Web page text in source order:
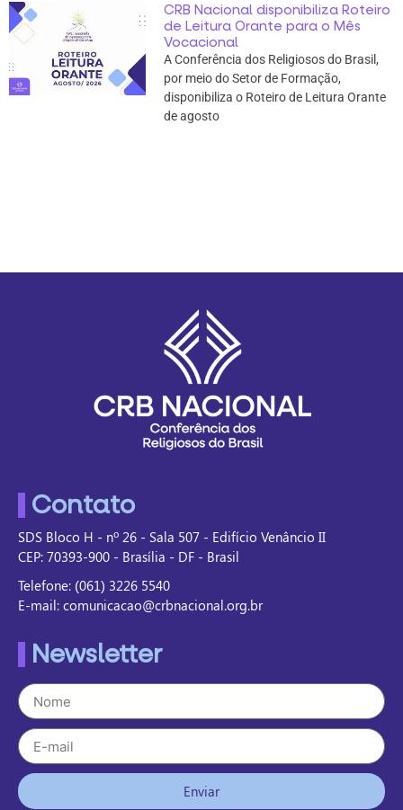
CRB Nacional disponibiliza Roteiro
de Leitura Orante para o Mês
Vocacional
A Conferência dos Religiosos do Brasil,
por meio do Setor de Formação,
disponibiliza o Roteiro de Leitura Orante
de agosto
Contato
SDS Bloco H - nº 26 - Sala 507 - Edifício Venâncio II
CEP: 70393-900 - Brasília - DF - Brasil
Telefone: (061) 3226 5540
E-mail: comunicacao@crbnacional.org.br
Newsletter
Enviar